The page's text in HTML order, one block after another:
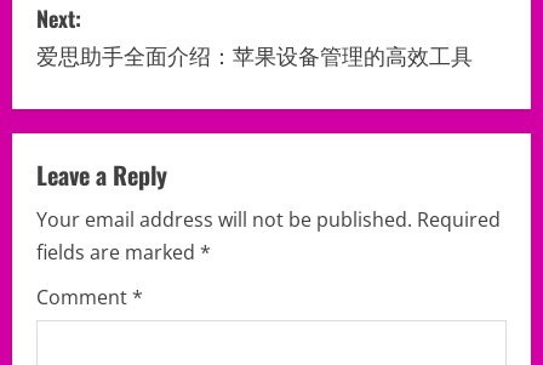
t
n
a
v
i
g
a
Next:
爱思助手全面介绍：苹果设备管理的高效工具
Leave a Reply
Your email address will not be published. Required
fields are marked *
Comment*